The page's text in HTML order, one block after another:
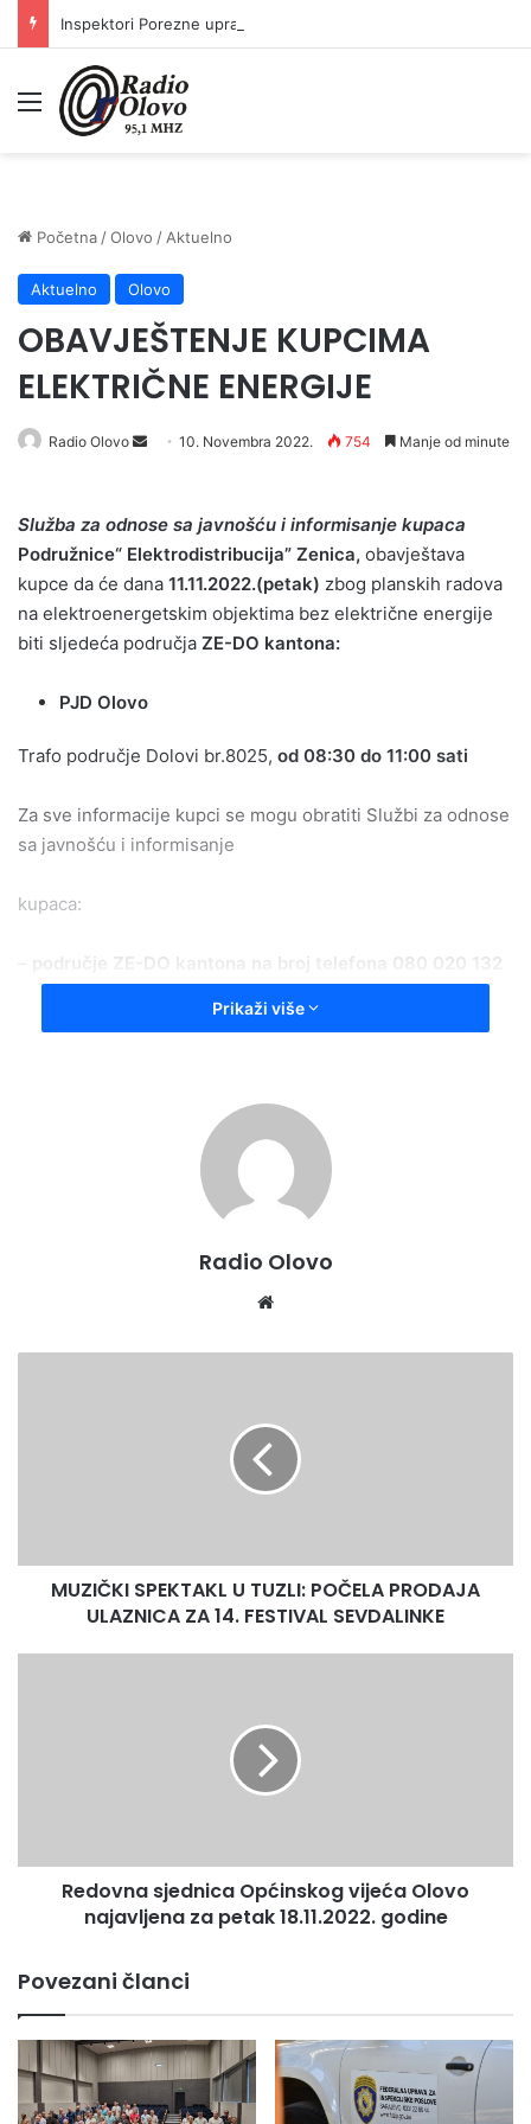
Meni
Početna /Olovo / Aktuelno
Aktuelno Olovo
OBAVJEŠTENJE KUPCIMA
ELEKTRIČNE ENERGIJE
Radio Olovo
Send10. Novembra 2022. 754 Manje od minute
Služba za odnose sa javnošću i informisanje kupaca
Podružnice“ Elektrodistribucija” Zenica, obavještava
kupce da će dana 11.11.2022.(petak) zbog planskih radova
na elektroenergetskim objektima bez električne energije
biti sljedeća područja ZE-DO kantona:
PJD Olovo
Trafo područje Dolovi br.8025, od 08:30 do 11:00 sati
Za sve informacije kupci se mogu obratiti Službi za odnose
sa javnošću i informisanje
kupaca:
područje ZE-DO kantona n a broj telefona 080 020 132
Rukovodilac Službe za odnose sa javnošću
Prikaži više
Radio Olovo
14.
FESTIVAL
SEVDALINKE
MUZIČKI SPEKTAKL U TUZLI: POČELA PRODAJA
ULAZNICA ZA 14. FESTIVAL SEVDALINKE
18.11.2022.
godineRedovna sjednica Općinskog vijeća Olovo
najavljena za petak 18.11.2022. godine
Povezani članci